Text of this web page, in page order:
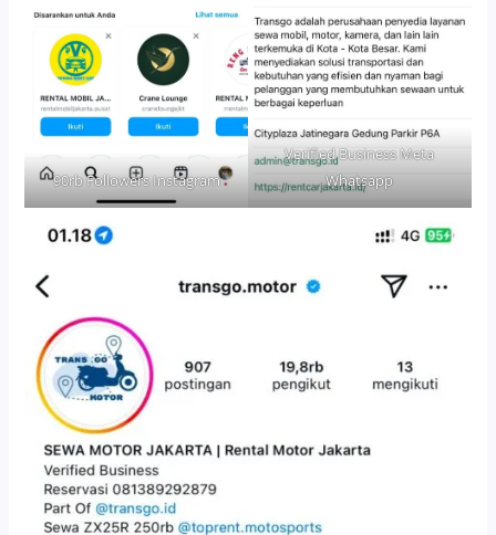
90rb Followers Instagram
Verified Business Meta
Whatsapp